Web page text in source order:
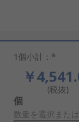
1個小計：*
￥
(税抜)
Add
to
個
数量を選択また